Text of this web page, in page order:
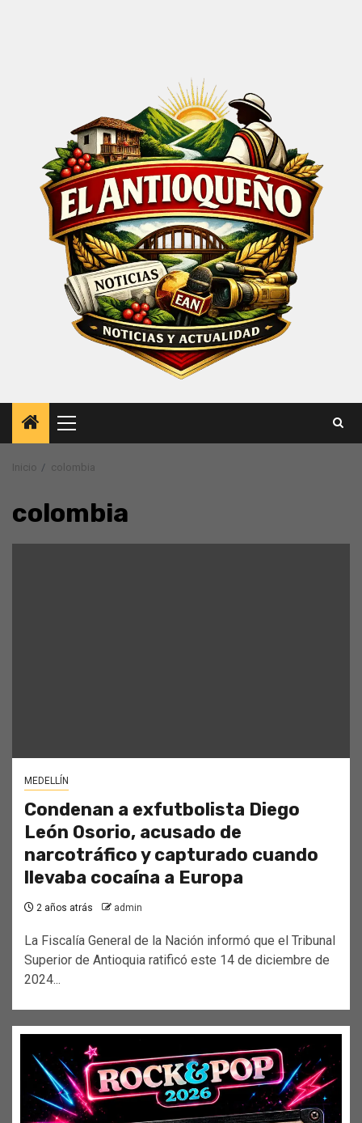
Menú
principal
Inicio colombia
colombia
MEDELLÍN
Condenan a exfutbolista Diego
León Osorio, acusado de
narcotráfico y capturado cuando
llevaba cocaína a Europa
2 años atrás admin
La Fiscalía General de la Nación informó que el Tribunal
Superior de Antioquia ratificó este 14 de diciembre de
2024...